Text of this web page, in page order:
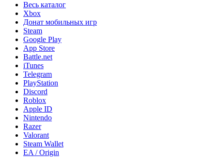
Весь каталог
Xbox
Донат мобильных игр
Steam
Google Play
App Store
Battle.net
iTunes
Telegram
PlayStation
Discord
Roblox
Apple ID
Nintendo
Razer
Valorant
Steam Wallet
EA / Origin